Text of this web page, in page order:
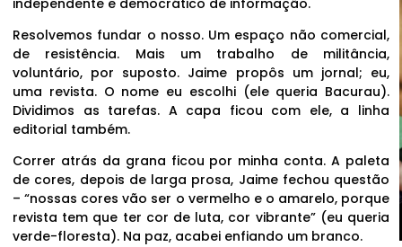
Resolvemos fundar o nosso. Um espaço não comercial,
de resistência. Mais um trabalho de militância,
voluntário, por suposto. Jaime propôs um jornal; eu,
uma revista. O nome eu escolhi (ele queria Bacurau).
Dividimos as tarefas. A capa ficou com ele, a linha
editorial também.
Correr atrás da grana ficou por minha conta. A paleta
de cores, depois de larga prosa, Jaime fechou questão
– “nossas cores vão ser o vermelho e o amarelo, porque
revista tem que ter cor de luta, cor vibrante” (eu queria
verde-floresta). Na paz, acabei enfiando um branco.